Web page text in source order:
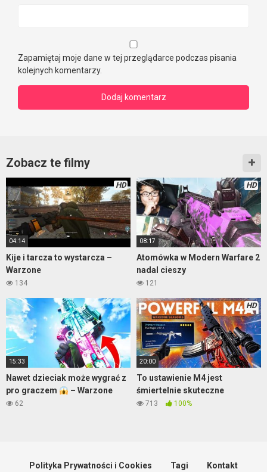
Zapamiętaj moje dane w tej przeglądarce podczas pisania
kolejnych komentarzy.
Zobacz te filmy
HD
04:14
Kije i tarcza to wystarcza –
Warzone
134
HD
08:17
Atomówka w Modern Warfare 2
nadal cieszy
121
15:33
Nawet dzieciak może wygrać z
pro graczem
– Warzone
62
HD
20:00
To ustawienie M4 jest
śmiertelnie skuteczne
713 100%
Polityka Prywatności i Cookies Tagi Kontakt